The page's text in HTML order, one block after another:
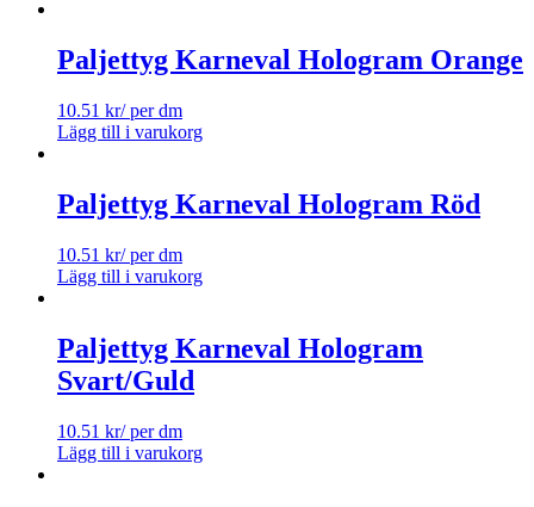
Paljettyg Karneval Hologram Orange
10.51 kr/ per dm
Lägg till i varukorg
Paljettyg Karneval Hologram Röd
10.51 kr/ per dm
Lägg till i varukorg
Paljettyg Karneval Hologram
Svart/Guld
10.51 kr/ per dm
Lägg till i varukorg